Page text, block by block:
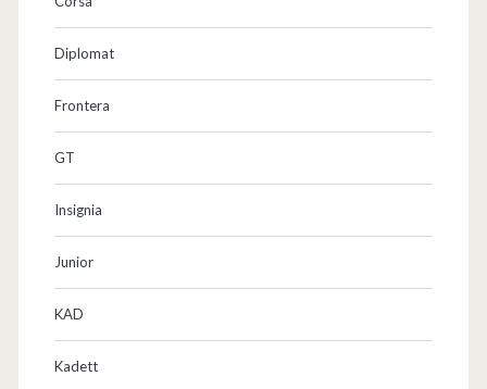
Diplomat
Frontera
GT
Insignia
Junior
KAD
Kadett